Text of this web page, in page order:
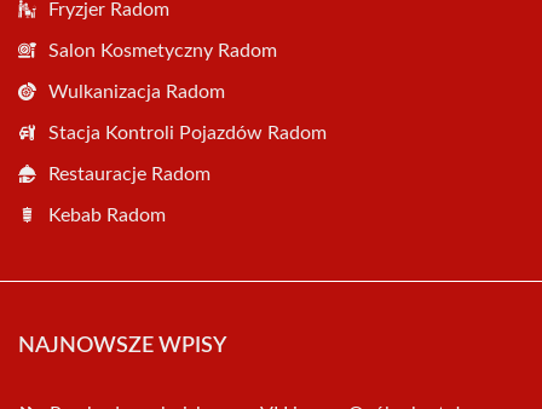
Fryzjer Radom
Salon Kosmetyczny Radom
Wulkanizacja Radom
Stacja Kontroli Pojazdów Radom
Restauracje Radom
Kebab Radom
NAJNOWSZE WPISY